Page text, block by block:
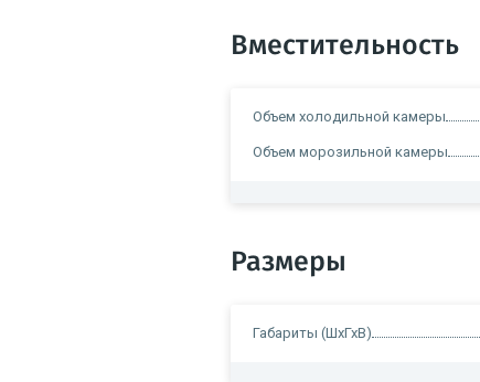
Вместительность
Объем холодильной камеры
Объем морозильной камеры
Размеры
Габариты (ШхГхВ)